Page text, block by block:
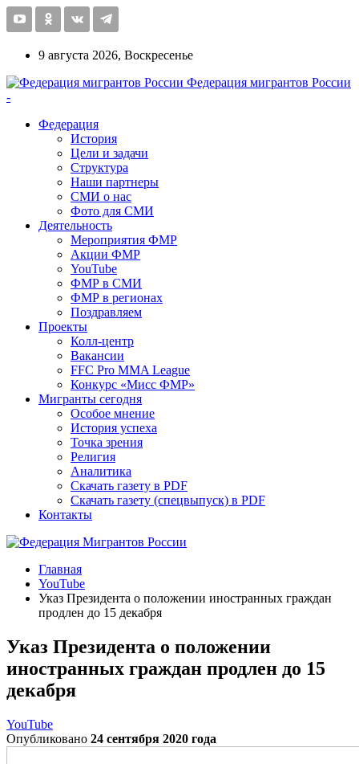
9 августа 2026, Воскресенье
Федерация мигрантов России
-
Федерация
История
Цели и задачи
Структура
Наши партнеры
СМИ о нас
Фото для СМИ
Деятельность
Мероприятия ФМР
Акции ФМР
YouTube
ФМР в СМИ
ФМР в регионах
Поздравляем
Проекты
Колл-центр
Вакансии
FFC Pro MMA League
Конкурс «Мисс ФМР»
Мигранты сегодня
Особое мнение
История успеха
Точка зрения
Религия
Аналитика
Скачать газету в PDF
Скачать газету (спецвыпуск) в PDF
Контакты
Главная
YouTube
Указ Президента о положении иностранных граждан
продлен до 15 декабря
Указ Президента о положении
иностранных граждан продлен до 15
декабря
YouTube
Опубликовано 24 сентября 2020 года